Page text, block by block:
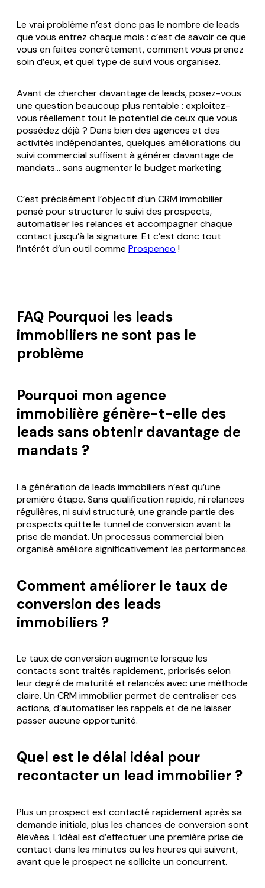
Le vrai problème n’est donc pas le nombre de leads
que vous entrez chaque mois : c’est de savoir ce que
vous en faites concrètement, comment vous prenez
soin d’eux, et quel type de suivi vous organisez.
Avant de chercher davantage de leads, posez-vous
une question beaucoup plus rentable : exploitez-
vous réellement tout le potentiel de ceux que vous
possédez déjà ? Dans bien des agences et des
activités indépendantes, quelques améliorations du
suivi commercial suffisent à générer davantage de
mandats... sans augmenter le budget marketing.
C’est précisément l’objectif d’un CRM immobilier
pensé pour structurer le suivi des prospects,
automatiser les relances et accompagner chaque
contact jusqu’à la signature. Et c’est donc tout
l’intérêt d’un outil comme Prospeneo !
FAQ Pourquoi les leads
immobiliers ne sont pas le
problème
Pourquoi mon agence
immobilière génère-t-elle des
leads sans obtenir davantage de
mandats ?
La génération de leads immobiliers n’est qu’une
première étape. Sans qualification rapide, ni relances
régulières, ni suivi structuré, une grande partie des
prospects quitte le tunnel de conversion avant la
prise de mandat. Un processus commercial bien
organisé améliore significativement les performances.
Comment améliorer le taux de
conversion des leads
immobiliers ?
Le taux de conversion augmente lorsque les
contacts sont traités rapidement, priorisés selon
leur degré de maturité et relancés avec une méthode
claire. Un CRM immobilier permet de centraliser ces
actions, d’automatiser les rappels et de ne laisser
passer aucune opportunité.
Quel est le délai idéal pour
recontacter un lead immobilier ?
Plus un prospect est contacté rapidement après sa
demande initiale, plus les chances de conversion sont
élevées. L’idéal est d’effectuer une première prise de
contact dans les minutes ou les heures qui suivent,
avant que le prospect ne sollicite un concurrent.